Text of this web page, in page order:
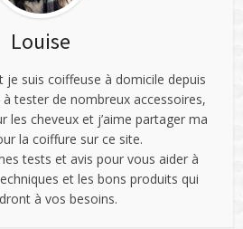
Louise
je suis coiffeuse à domicile depuis
à tester de nombreux accessoires,
les cheveux et j’aime partager ma
la coiffure sur ce site.
tests et avis pour vous aider à
et les bons produits qui
à vos besoins.